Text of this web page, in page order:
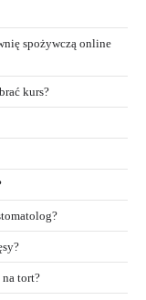
spożywczą online
kurs?
tort?